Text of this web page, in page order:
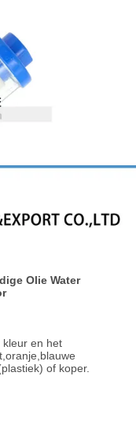
Olie Water
kleur en het
of koper.